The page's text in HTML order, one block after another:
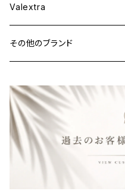
ウェア
Valextra
その他のブランド
財布&小物
ウェア